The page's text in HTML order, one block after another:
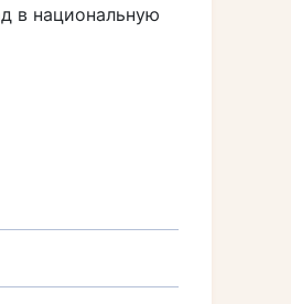
в национальную